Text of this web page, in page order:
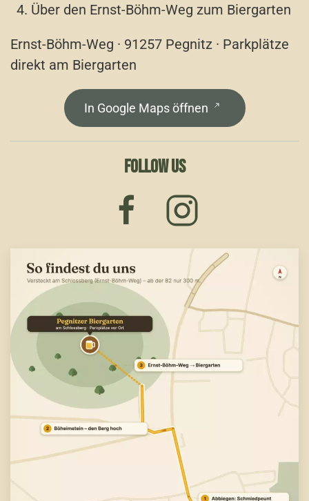
Über den Ernst-Böhm-Weg zum Biergarten
Ernst-Böhm-Weg · 91257 Pegnitz · Parkplätze
direkt am Biergarten
In Google Maps öffnen
FOLLOW US